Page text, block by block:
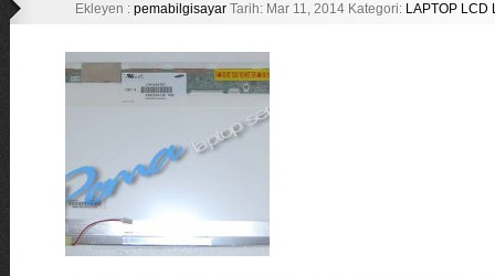
Ekleyen : pemabilgisayarTarih: Mar 11, 2014 Kategori: LAPTOP LCD